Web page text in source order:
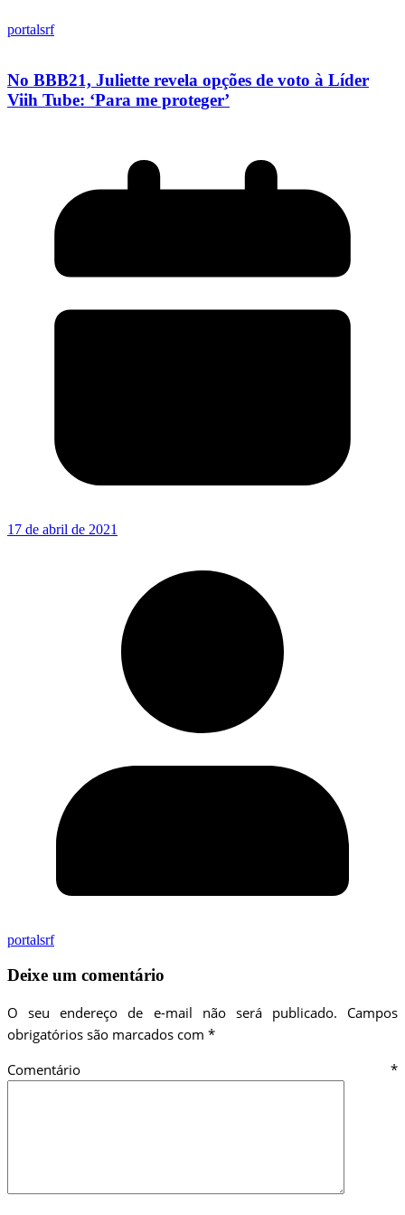
portalsrf
No BBB21, Juliette revela opções de voto à Líder
Viih Tube: ‘Para me proteger’
17 de abril de 2021
portalsrf
Deixe um comentário
O seu endereço de e-mail não será publicado.
Campos
obrigatórios são marcados com *
Comentário *